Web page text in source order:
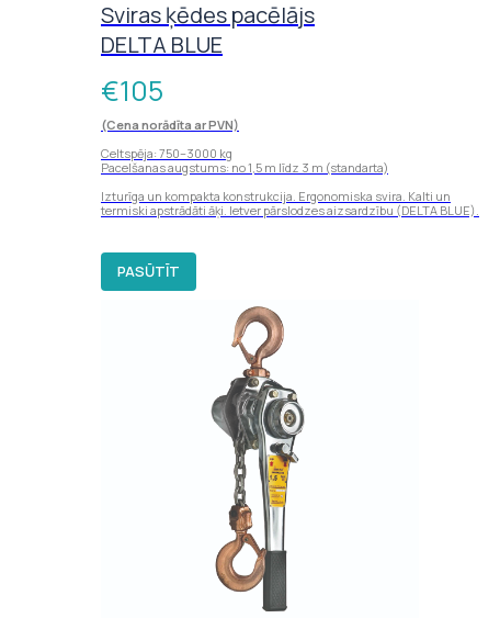
Sviras ķēdes pacēlājs
DELTA BLUE
€105
(Cena norādīta ar PVN)
Celtspēja: 750–3000 kg
Pacelšanas augstums: no 1,5 m līdz 3 m (standarta)
Izturīga un kompakta konstrukcija. Ergonomiska svira. Kalti un
termiski apstrādāti āķi. Ietver pārslodzes aizsardzību (DELTA BLUE).
PASŪTĪT